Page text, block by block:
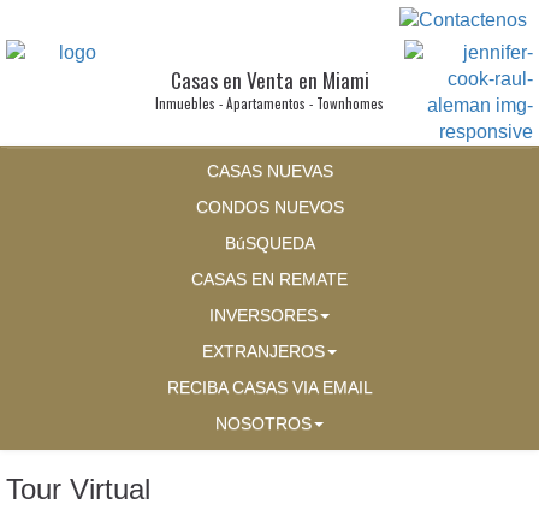
Casas en Venta en Miami
Inmuebles - Apartamentos - Townhomes
CASAS NUEVAS
CONDOS NUEVOS
BúSQUEDA
CASAS EN REMATE
INVERSORES
EXTRANJEROS
RECIBA CASAS VIA EMAIL
NOSOTROS
Tour Virtual